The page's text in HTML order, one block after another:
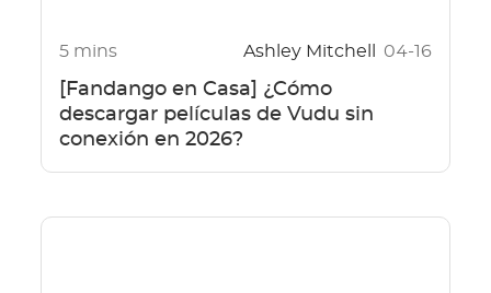
5 mins Ashley Mitchell 04-16
[Fandango en Casa] ¿Cómo
descargar películas de Vudu sin
conexión en 2026?